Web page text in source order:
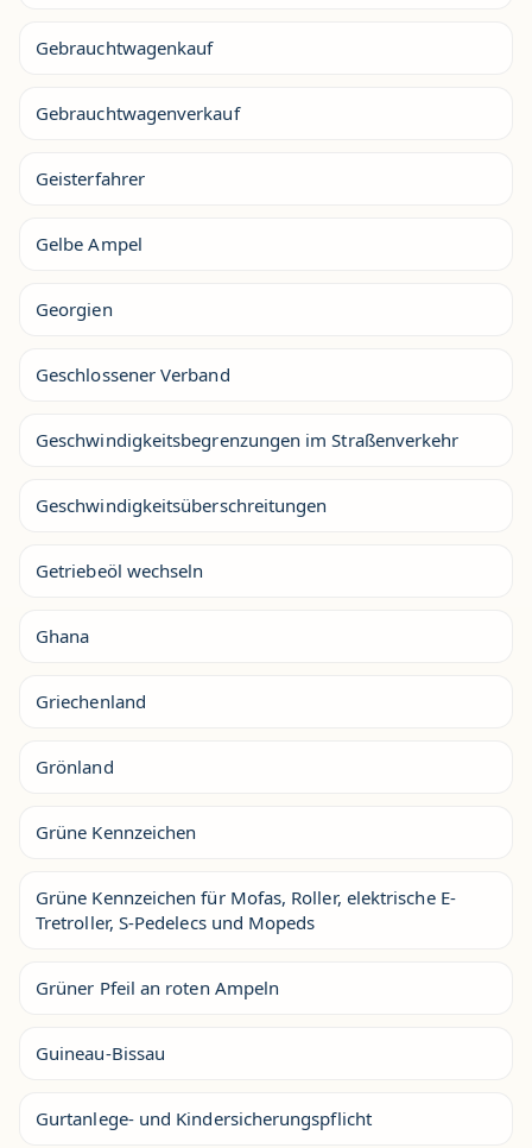
Gebrauchtwagenkauf
Gebrauchtwagenverkauf
Geisterfahrer
Gelbe Ampel
Georgien
Geschlossener Verband
Geschwindigkeitsbegrenzungen im Straßenverkehr
Geschwindigkeitsüberschreitungen
Getriebeöl wechseln
Ghana
Griechenland
Grönland
Grüne Kennzeichen
Grüne Kennzeichen für Mofas, Roller, elektrische E-
Tretroller, S-Pedelecs und Mopeds
Grüner Pfeil an roten Ampeln
Guineau-Bissau
Gurtanlege- und Kindersicherungspflicht